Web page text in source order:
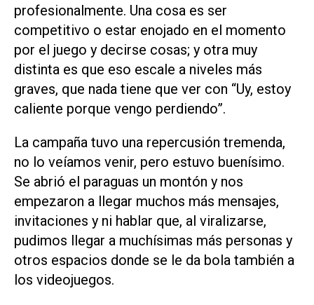
profesionalmente. Una cosa es ser
competitivo o estar enojado en el momento
por el juego y decirse cosas; y otra muy
distinta es que eso escale a niveles más
graves, que nada tiene que ver con “Uy, estoy
caliente porque vengo perdiendo”.
La campaña tuvo una repercusión tremenda,
no lo veíamos venir, pero estuvo buenísimo.
Se abrió el paraguas un montón y nos
empezaron a llegar muchos más mensajes,
invitaciones y ni hablar que, al viralizarse,
pudimos llegar a muchísimas más personas y
otros espacios donde se le da bola también a
los videojuegos.